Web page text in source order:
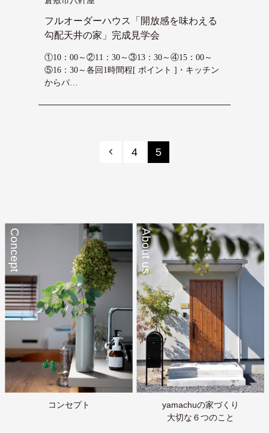
フルオーダーハウス「開放感を味わえる
勾配天井の家」完成見学会
①10：00～②11：30～③13：30～④15：00～
⑤16：30～各回1時間程[ ポイント ]・キッチン
からパ…
4 5
Concept
コンセプト
About us
yamachuの家づくり
大切な６つのこと